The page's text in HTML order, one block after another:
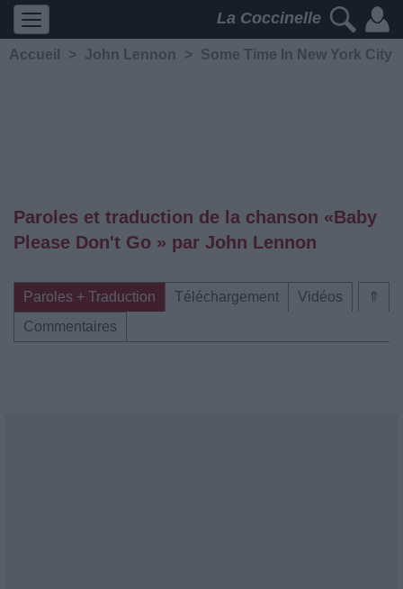
La Coccinelle
Accueil > John Lennon > Some Time In New York City
Paroles et traduction de la chanson «Baby
Please Don't Go » par John Lennon
⇑
Paroles + Traduction Téléchargement
Vidéos
Commentaires